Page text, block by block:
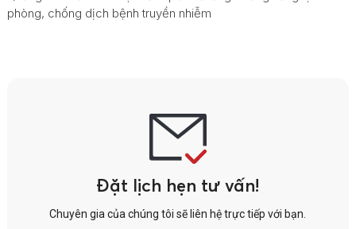
phòng, chống dịch bệnh truyền nhiễm
Đặt lịch hẹn tư vấn!
Chuyên gia của chúng tôi sẽ liên hệ trực tiếp với bạn.